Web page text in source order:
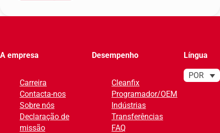
l
n
v
e
A empresa
Carreira
Contacta-nos
Sobre nós
Declaração de
missão
Desempenho
Cleanfix
Programador/OEM
Indústrias
Transferências
FAQ
Língua
POR